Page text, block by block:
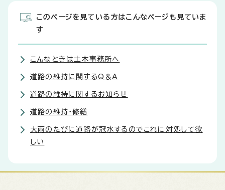
このページを見ている方はこんなページも見ていま
す
こんなときは土木事務所へ
道路の維持に関するQ＆A
道路の維持に関するお知らせ
道路の維持・修繕
大雨のたびに道路が冠水するのでこれに対処して欲
しい